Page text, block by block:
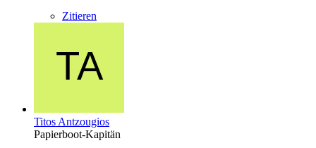
Zitieren
Titos Antzougios
Papierboot-Kapitän